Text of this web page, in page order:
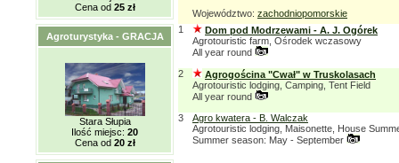
Cena od 25 zł
Agroturystyka - GRACJA
Stara Słupia
Ilość miejsc: 20
Cena od 20 zł
Województwo: zachodniopomorskie
1
Dom pod Modrzewami - A. J. Ogórek
Agrotouristic farm, Ośrodek wczasowy
All year round
2
Agrogościna "Cwał" w Truskolasach
Agrotouristic lodging, Camping, Tent Field
All year round
3
Agro kwatera - B. Walczak
Agrotouristic lodging, Maisonette, House
Summer season: May - September